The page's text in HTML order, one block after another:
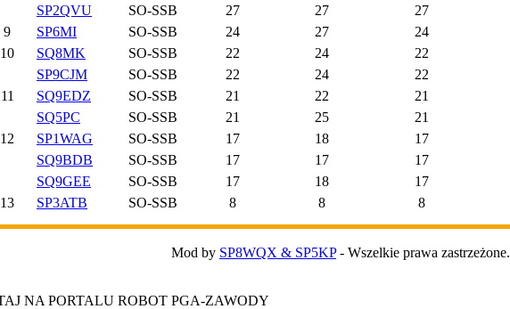
SP2QVU
SO-SSB 27 27 27
9
SP6MI SO-SSB 24 27 24
10
SQ8MK SO-SSB 22 24 22
SP9CJM
SO-SSB 22 24 22
11
SQ9EDZ SO-SSB 21 22 21
SQ5PC
SO-SSB 21 25 21
12
SP1WAG SO-SSB 17 18 17
SQ9BDB
SO-SSB 17 17 17
SQ9GEE
SO-SSB 17 18 17
13
SP3ATB SO-SSB 8 8 8
Mod by SP8WQX & SP5KP- Wszelkie prawa zastrzeżone.
NA PORTALU ROBOT PGA-ZAWODY